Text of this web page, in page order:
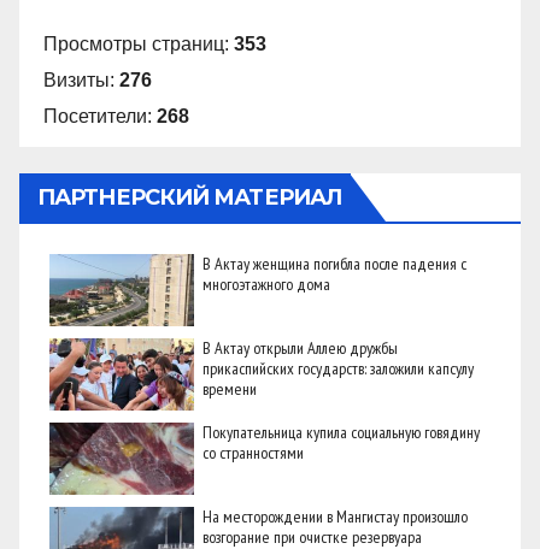
Просмотры страниц: 353
Визиты: 276
Посетители: 268
ПАРТНЕРСКИЙ МАТЕРИАЛ
В Актау женщина погибла после падения с
многоэтажного дома
В Актау открыли Аллею дружбы
прикаспийских государств: заложили капсулу
времени
Покупательница купила социальную говядину
со странностями
На месторождении в Мангистау произошло
возгорание при очистке резервуара